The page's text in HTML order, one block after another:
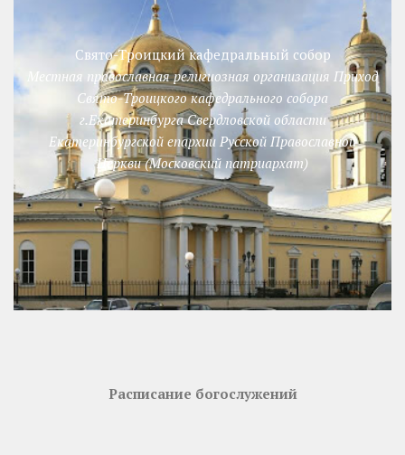
Свято-Троицкий кафедральный собор
Местная православная религиозная организация Приход
Свято-Троицкого кафедрального собора
г.Екатеринбурга Свердловской области
Екатеринбургской епархии Русской Православной
Церкви (Московский патриархат)
Расписание богослужений